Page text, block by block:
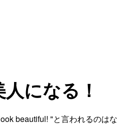
になる！
beautiful! "と言われるのはな